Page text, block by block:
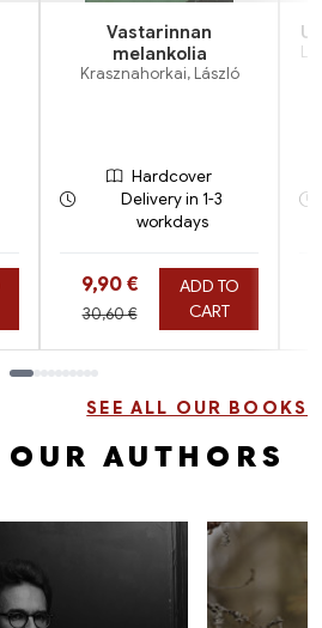
Vastarinnan
melankolia
Krasznahorkai, László
Hardcover
Delivery in 1-3
workdays
Hinta nyt
9,90 €
Hinta aiemmin
30,60 €
ADD TO
CART
SEE ALL OUR BOOKS
AUTHORS